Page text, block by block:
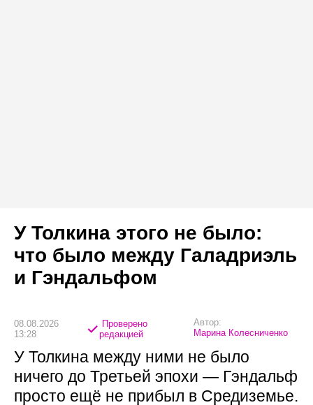
У Толкина этого не было:
что было между Галадриэль
и Гэндальфом
08.08.2026
13:28
Проверено
редакцией
Автор:
Марина Колесниченко
У Толкина между ними не было
ничего до Третьей эпохи — Гэндальф
просто ещё не прибыл в Средиземье.